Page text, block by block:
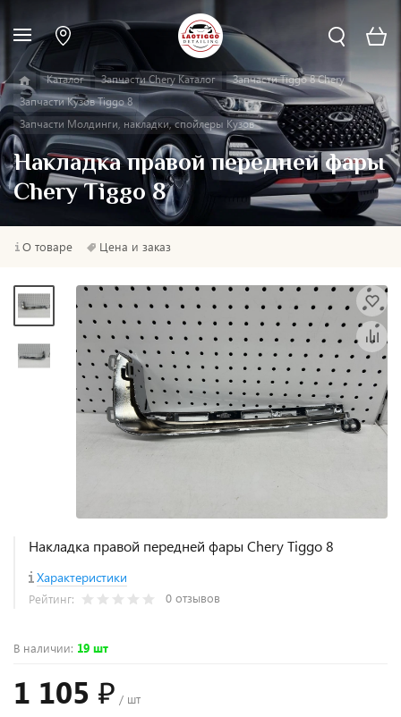
Каталог Запчасти Chery Каталог
Запчасти Tiggo 8 Chery
Запчасти Кузов Tiggo 8
Запчасти Молдинги, накладки, спойлеры Кузов
Накладка правой передней фары
Chery Tiggo 8
О товаре Цена и заказ
Накладка правой передней фары Chery Tiggo 8
Характеристики
Рейтинг: 0 отзывов
В наличии: 19 шт
1 105 ₽ / шт